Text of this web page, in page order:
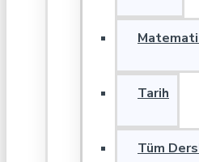
Tarih
Tüm